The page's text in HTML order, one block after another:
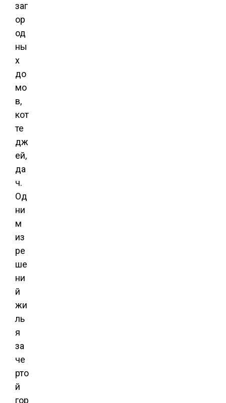
заг
ор
од
ны
х
до
мо
в,
кот
те
дж
ей,
да
ч.
Од
ни
м
из
ре
ше
ни
й
жи
ль
я
за
че
рто
й
гор